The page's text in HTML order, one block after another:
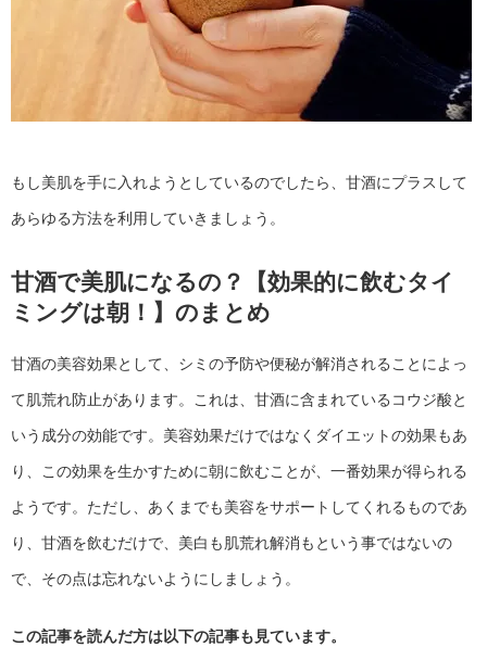
もし美肌を手に入れようとしているのでしたら、甘酒にプラスして
あらゆる方法を利用していきましょう。
甘酒で美肌になるの？【効果的に飲むタイ
ミングは朝！】のまとめ
甘酒の美容効果として、シミの予防や便秘が解消されることによっ
て肌荒れ防止があります。これは、甘酒に含まれているコウジ酸と
いう成分の効能です。美容効果だけではなくダイエットの効果もあ
り、この効果を生かすために朝に飲むことが、一番効果が得られる
ようです。ただし、あくまでも美容をサポートしてくれるものであ
り、甘酒を飲むだけで、美白も肌荒れ解消もという事ではないの
で、その点は忘れないようにしましょう。
この記事を読んだ方は以下の記事も見ています。